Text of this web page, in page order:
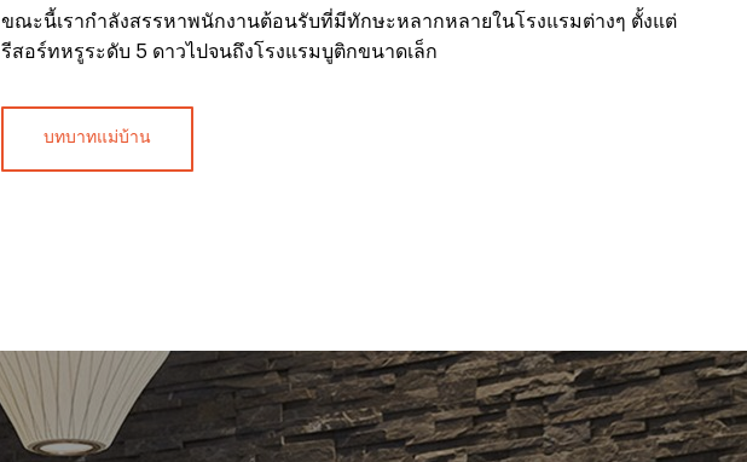
ขณะนี้เรากำลังสรรหาพนักงานต้อนรับที่มีทักษะหลากหลายในโรงแรมต่างๆ ตั้งแต่
รีสอร์ทหรูระดับ 5 ดาวไปจนถึงโรงแรมบูติกขนาดเล็ก
บทบาทแม่บ้าน